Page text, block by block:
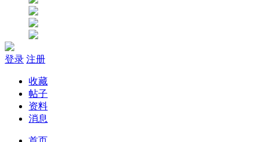
登录 注册
收藏
帖子
资料
消息